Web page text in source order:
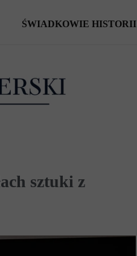
ŚWIADKOWIE HISTORII
sztuki z